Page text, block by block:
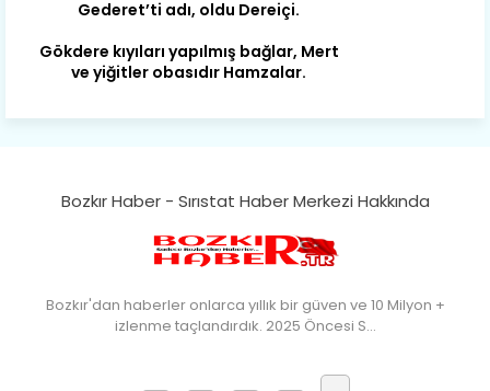
ve yiğitler obasıdır Hamzalar.
Meyre değişerek olmuş Harmanpınar.
kan, Bunlarla kasaba olmuş Sarıoğlan.
yorgun. Şehit Berâtlı, halkı yiğit genç
Sorkun.
Mazimdeki ismi şanla taşır Söğüt.
Bozkır Haber - Sırıstat Haber Merkezi Hakkında
Bozkır'dan haberler onlarca yıllık bir güven ve 10 Milyon +
izlenme taçlandırdık. 2025 Öncesi S…